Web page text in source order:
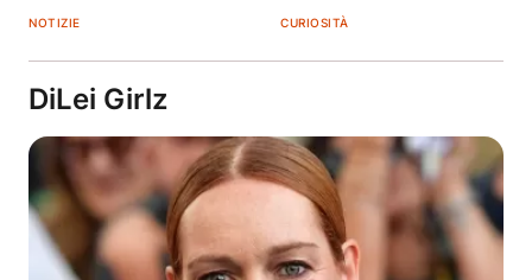
NOTIZIE CURIOSITÀ
DiLei Girlz